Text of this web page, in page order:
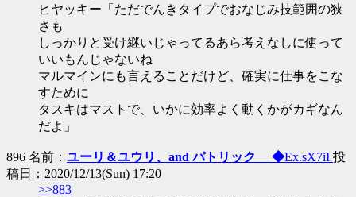
ヒヤッキー「ただでんきタイプでおなじみ技範囲の狭
さも
しっかりと受け継いじゃってるあら考えなしに使って
いいもんじゃないね
マルマインにも言えることだけど、確実に仕事をこな
すために
タスキはマストで、いかに効率よく動くかがカギなん
だよ」
896 名前： ユーリ＆ユウリ、and パトリック ◆Ex.sX7iI 投
稿日：2020/12/13(Sun) 17:20
>>883